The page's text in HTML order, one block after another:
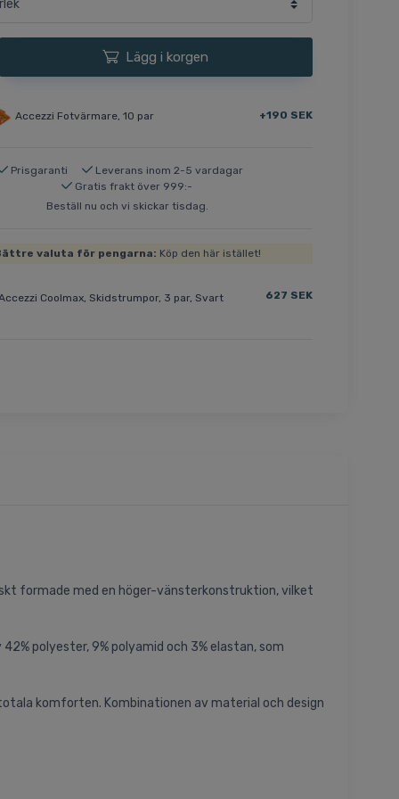
Lägg i korgen
Accezzi Fotvärmare, 10 par +190 SEK
Prisgaranti
Leverans inom 2-5 vardagar
Gratis frakt över 999:-
Beställ nu och vi skickar tisdag.
valuta för pengarna: Köp den här istället!
Coolmax, Skidstrumpor, 3 par, Svart 627 SEK
formade med en höger-vänsterkonstruktion, vilket
polyester, 9% polyamid och 3% elastan, som
komforten. Kombinationen av material och design